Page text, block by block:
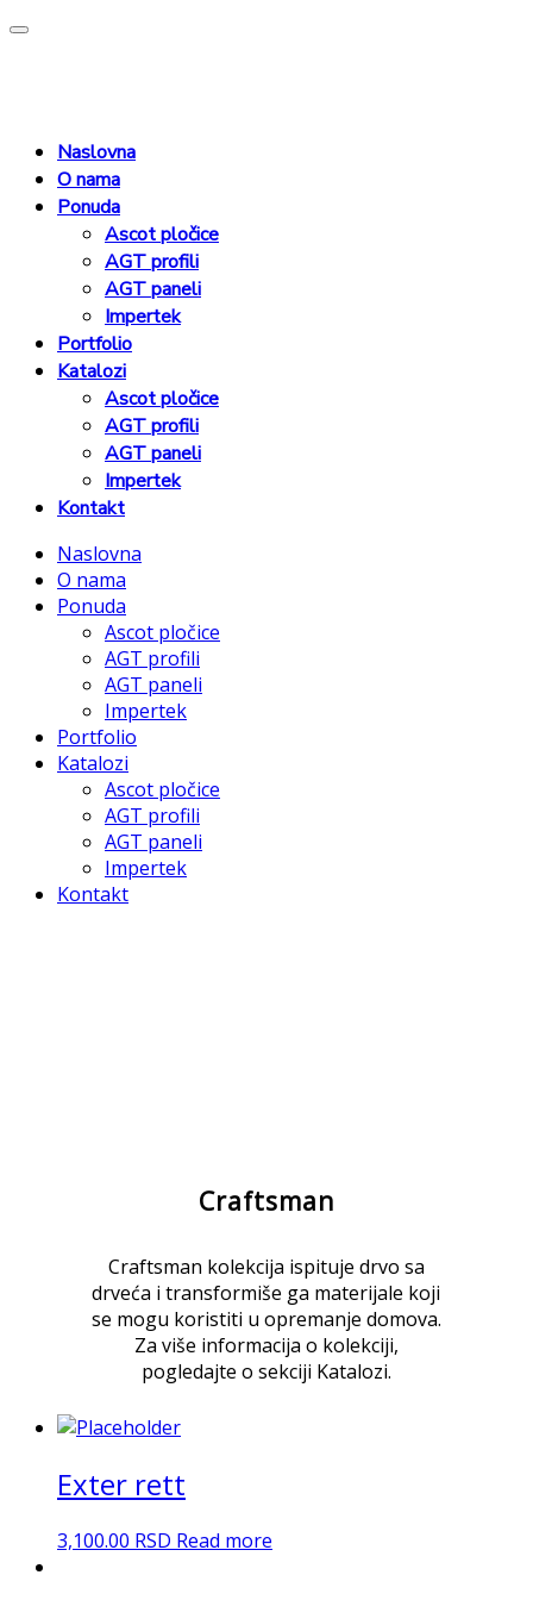
Naslovna
O nama
Ponuda
Ascot pločice
AGT profili
AGT paneli
Impertek
Portfolio
Katalozi
Ascot pločice
AGT profili
AGT paneli
Impertek
Kontakt
Naslovna
O nama
Ponuda
Ascot pločice
AGT profili
AGT paneli
Impertek
Portfolio
Katalozi
Ascot pločice
AGT profili
AGT paneli
Impertek
Kontakt
Craftsman
Craftsman kolekcija ispituje drvo sa
drveća i transformiše ga materijale koji
se mogu koristiti u opremanje domova.
Za više informacija o kolekciji,
pogledajte o sekciji Katalozi.
Exter rett
3,100.00 RSD Read more